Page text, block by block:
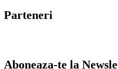
Parteneri
Aboneaza-te la